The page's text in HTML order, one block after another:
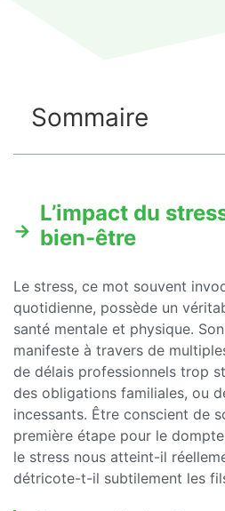
Sommaire
L’impact du
bien-être
Le stress, ce mot souvent
quotidienne, possède un
santé mentale et physique.
manifeste à travers de
de délais professionnels trop
des obligations familiales, ou
incessants. Être conscient de
première étape pour le
le stress nous atteint-il
détricote-t-il subtilement les